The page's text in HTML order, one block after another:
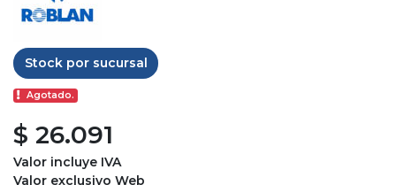
Stock por sucursal
Agotado.
$ 26.091
Valor incluye IVA
Valor exclusivo Web